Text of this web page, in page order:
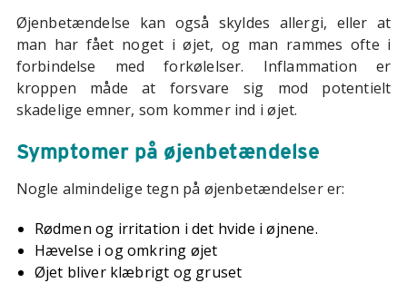
Øjenbetændelse kan også skyldes allergi, eller at
man har fået noget i øjet, og man rammes ofte i
forbindelse med forkølelser. Inflammation er
kroppen måde at forsvare sig mod potentielt
skadelige emner, som kommer ind i øjet.
Symptomer på øjenbetændelse
Nogle almindelige tegn på øjenbetændelser er:
Rødmen og irritation i det hvide i øjnene.
Hævelse i og omkring øjet
Øjet bliver klæbrigt og gruset